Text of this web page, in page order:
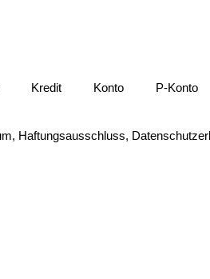
Kredit Konto P-Konto
Haftungsausschluss,